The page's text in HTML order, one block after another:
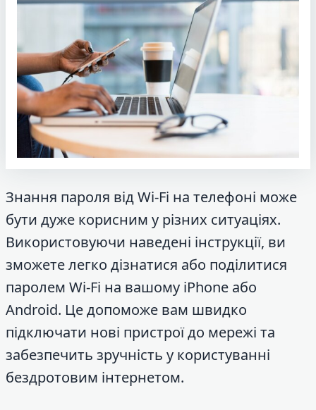
Знання пароля від Wi-Fi на телефоні може
бути дуже корисним у різних ситуаціях.
Використовуючи наведені інструкції, ви
зможете легко дізнатися або поділитися
паролем Wi-Fi на вашому iPhone або
Android. Це допоможе вам швидко
підключати нові пристрої до мережі та
забезпечить зручність у користуванні
бездротовим інтернетом.